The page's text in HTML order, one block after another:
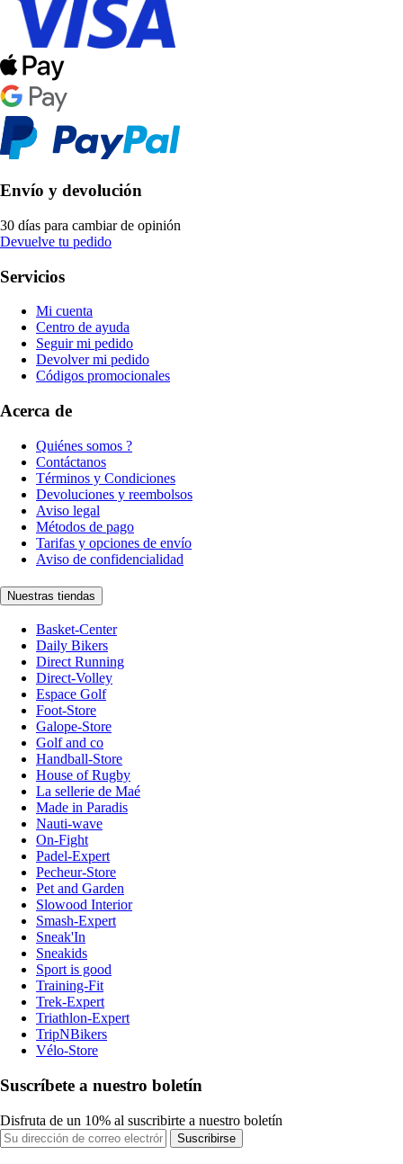
Envío y devolución
30 días para cambiar de opinión
Devuelve tu pedido
Servicios
Mi cuenta
Centro de ayuda
Seguir mi pedido
Devolver mi pedido
Códigos promocionales
Acerca de
Quiénes somos ?
Contáctanos
Términos y Condiciones
Devoluciones y reembolsos
Aviso legal
Métodos de pago
Tarifas y opciones de envío
Aviso de confidencialidad
Nuestras tiendas
Basket-Center
Daily Bikers
Direct Running
Direct-Volley
Espace Golf
Foot-Store
Galope-Store
Golf and co
Handball-Store
House of Rugby
La sellerie de Maé
Made in Paradis
Nauti-wave
On-Fight
Padel-Expert
Pecheur-Store
Pet and Garden
Slowood Interior
Smash-Expert
Sneak'In
Sneakids
Sport is good
Training-Fit
Trek-Expert
Triathlon-Expert
TripNBikers
Vélo-Store
Suscríbete a nuestro boletín
Disfruta de un 10% al suscribirte a nuestro boletín
Suscribirse